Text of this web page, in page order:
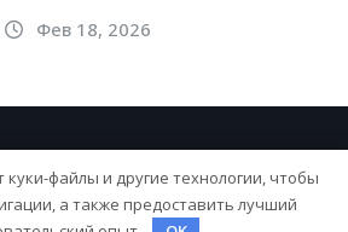
Фев 18, 2026
куки-файлы и другие технологии, чтобы
а также предоставить лучший